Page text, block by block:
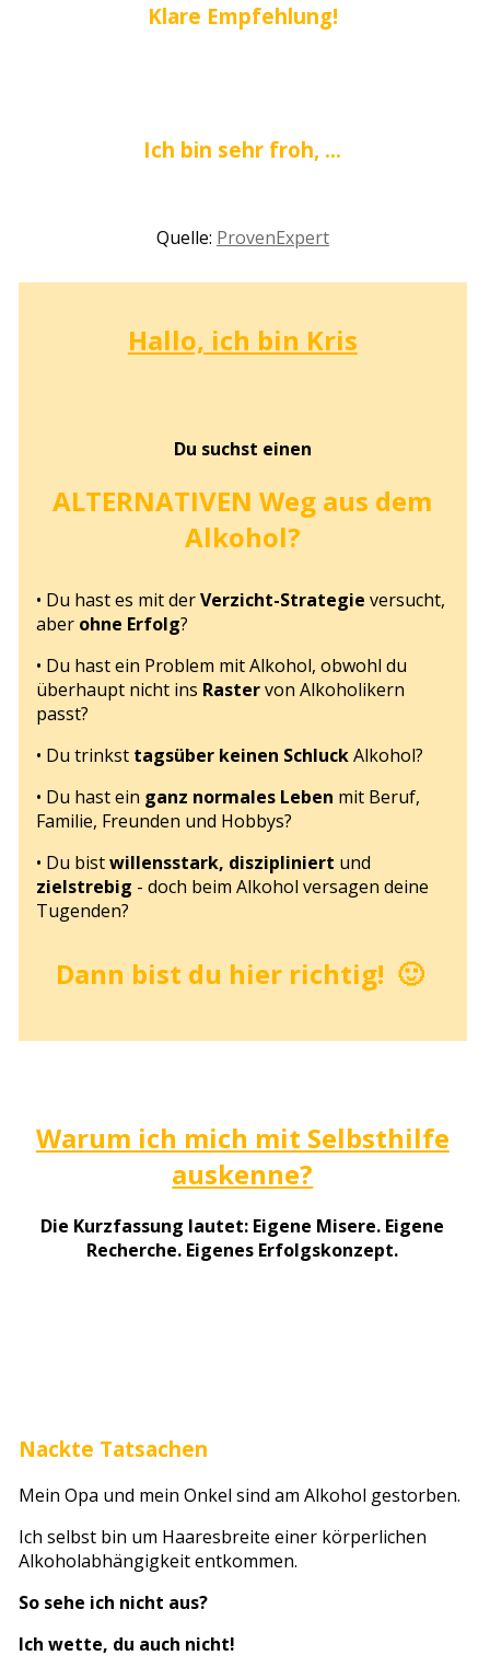
Klare Empfehlung!
Ich bin sehr froh, ...
Quelle: ProvenExpert
Hallo, ich bin Kris
Du suchst einen
ALTERNATIVEN Weg aus dem
Alkohol?
• Du hast es mit derVerzicht-Strategie versucht,
aber ohne Erfolg?
• Du hast ein Problem mit Alkohol, obwohl du
überhaupt nicht ins Rastervon Alkoholikern
passt?
• Du trinkst tagsüber keinen SchluckAlkohol?
• Du hast ein ganz normales Leben mit Beruf,
Familie, Freunden und Hobbys?
• Du bistwillensstark, diszipliniert und
zielstrebig - doch beim Alkohol versagen deine
Tugenden?
Dann bist du hier richtig! 🙂
Warum ich mich mit Selbsthilfe
auskenne?
Die Kurzfassung lautet: Eigene Misere. Eigene
Recherche. Eigenes Erfolgskonzept.
Nackte Tatsachen
Mein Opa und mein Onkel sind am Alkohol gestorben.
Ich selbst bin um Haaresbreite einer körperlichen
Alkoholabhängigkeit entkommen.
So sehe ich nicht aus?
Ich wette, du auch nicht!